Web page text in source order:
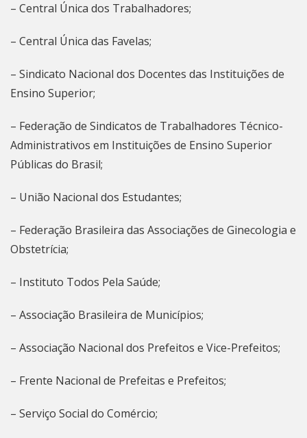
– Central Única dos Trabalhadores;
– Central Única das Favelas;
– Sindicato Nacional dos Docentes das Instituições de
Ensino Superior;
– Federação de Sindicatos de Trabalhadores Técnico-
Administrativos em Instituições de Ensino Superior
Públicas do Brasil;
– União Nacional dos Estudantes;
– Federação Brasileira das Associações de Ginecologia e
Obstetrícia;
– Instituto Todos Pela Saúde;
– Associação Brasileira de Municípios;
– Associação Nacional dos Prefeitos e Vice-Prefeitos;
– Frente Nacional de Prefeitas e Prefeitos;
– Serviço Social do Comércio;